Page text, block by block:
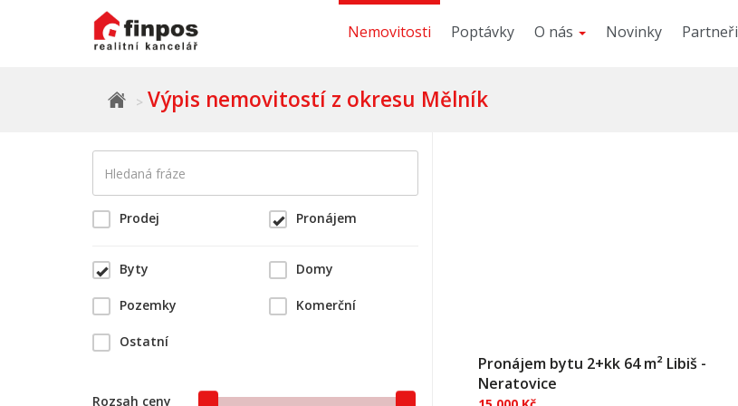
Nemovitosti Poptávky O nás Novinky Partneři
Výpis nemovitostí z okresu Mělník
Prodej Pronájem
Byty Domy
Pozemky Komerční
Ostatní
Rozsah ceny
Pronájem bytu 2+kk 64 m² Libiš -
Neratovice